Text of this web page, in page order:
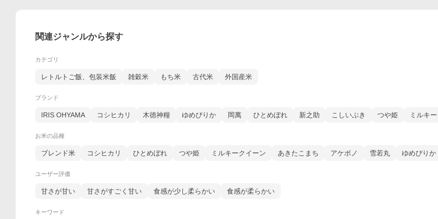
関連ジャンルから探す
カテゴリ
レトルトご飯、包装米飯 雑穀米 もち米 古代米 外国産米
ブランド
IRIS OHYAMA コシヒカリ 木徳神糧 ゆめぴりか 岡萬 ひとめぼれ 新之助 こしいぶき つや姫 ミルキ
お米の品種
ブレンド米 コシヒカリ ひとめぼれ つや姫 ミルキークイーン あきたこまち アケボノ 雪若丸 ゆめぴりか
ユーザー評価
甘さが甘い 甘さがすごく甘い 食感が少し柔らかい 食感が柔らかい
キーワード